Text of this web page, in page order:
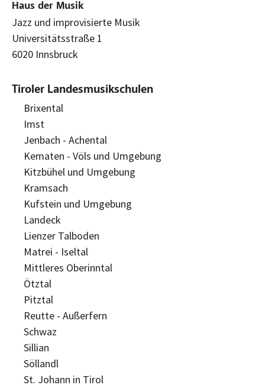
Haus der Musik
Jazz und improvisierte Musik
Universitätsstraße 1
6020 Innsbruck
Tiroler Landesmusikschulen
Brixental
Imst
Jenbach - Achental
Kematen - Völs und Umgebung
Kitzbühel und Umgebung
Kramsach
Kufstein und Umgebung
Landeck
Lienzer Talboden
Matrei - Iseltal
Mittleres Oberinntal
Ötztal
Pitztal
Reutte - Außerfern
Schwaz
Sillian
Söllandl
St. Johann in Tirol